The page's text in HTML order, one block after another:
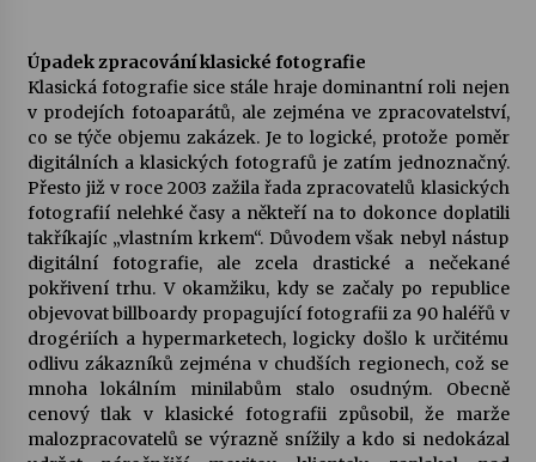
Letní koncerty ve Stromovce: Rufus Miller
22. 7. 2026
Vysočinka
17. 7. 2026
Ozvěny prázdnin
14. 7. 2026
Za kulturou kousek za Humpolec. V Želivě ožije
odkaz Josefa Čapka
13. 7. 2026
Úpadek zpracování klasické fotografie
Klasická fotografie sice stále hraje dominantní roli nejen
v prodejích fotoaparátů, ale zejména ve zpracovatelství,
co se týče objemu zakázek. Je to logické, protože poměr
digitálních a klasických fotografů je zatím jednoznačný.
Přesto již v roce 2003 zažila řada zpracovatelů klasických
fotografií nelehké časy a někteří na to dokonce doplatili
takříkajíc „vlastním krkem“. Důvodem však nebyl nástup
digitální fotografie, ale zcela drastické a nečekané
pokřivení trhu. V okamžiku, kdy se začaly po republice
objevovat billboardy propagující fotografii za 90 haléřů v
drogériích a hypermarketech, logicky došlo k určitému
odlivu zákazníků zejména v chudších regionech, což se
mnoha lokálním minilabům stalo osudným. Obecně
cenový tlak v klasické fotografii způsobil, že marže
malozpracovatelů se výrazně snížily a kdo si nedokázal